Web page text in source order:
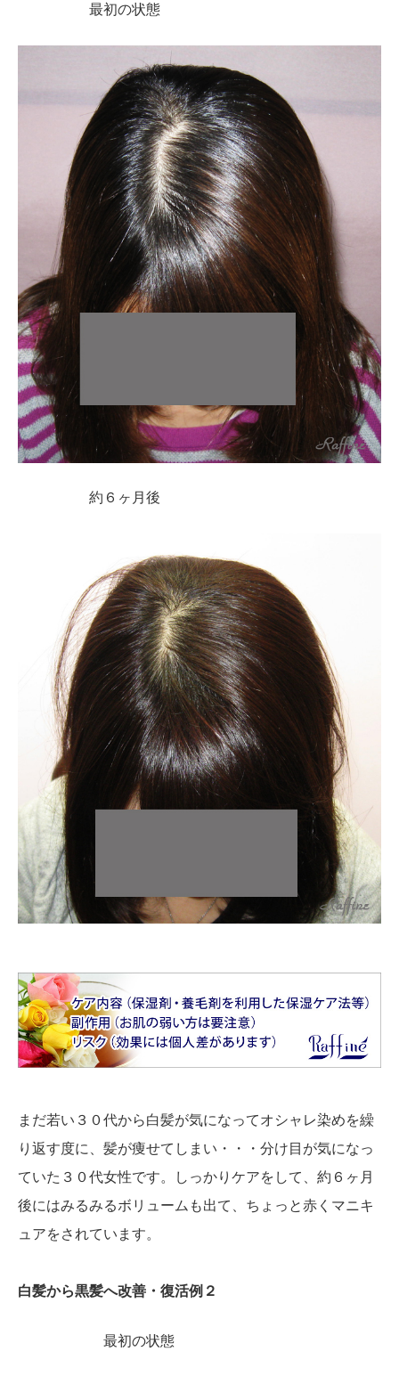
最初の状態
約６ヶ月後
まだ若い３０代から白髪が気になってオシャレ染めを繰
り返す度に、髪が痩せてしまい・・・分け目が気になっ
ていた３０代女性です。しっかりケアをして、約６ヶ月
後にはみるみるボリュームも出て、ちょっと赤くマニキ
ュアをされています。
白髪から黒髪へ改善・復活例２
最初の状態